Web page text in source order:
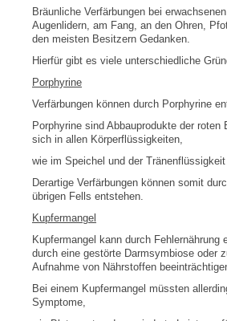
Bräunliche Verfärbungen bei
Augenlidern, am Fang, an den Ohren,
den meisten Besitzern Gedanken.
Hierfür gibt es viele unterschiedliche
Porphyrine
Verfärbungen können durch Porphyrine
Porphyrine sind Abbauprodukte der roten
sich in allen Körperflüssigkeiten,
wie im Speichel und der
Derartige Verfärbungen können somit
übrigen Fells entstehen.
Kupfermangel
Kupfermangel kann durch Fehlernährung
durch eine gestörte Darmsymbiose oder
Aufnahme von Nährstoffen
Bei einem Kupfermangel müssten
Symptome,